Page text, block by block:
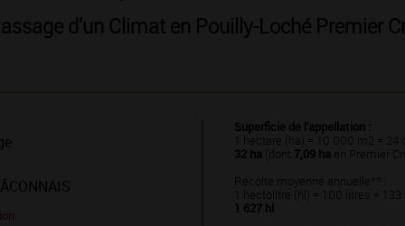
d’un Climat en Pouilly-Loché Premier
Superficie de l'appellation :
1 hectare (ha) = 10 000 m2 = 24
32 ha (dont 7,09 ha en Premier
Récolte moyenne annuelle** :
1 hectolitre (hl) = 100 litres =
1 627 hl